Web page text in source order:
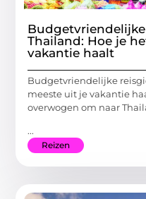
Thailand: Hoe je
vakantie haalt
Budgetvriendelijke
meeste uit je vakantie
overwogen om naar
...
Reizen